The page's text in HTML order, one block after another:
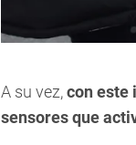
A su vez,con este
sensores que